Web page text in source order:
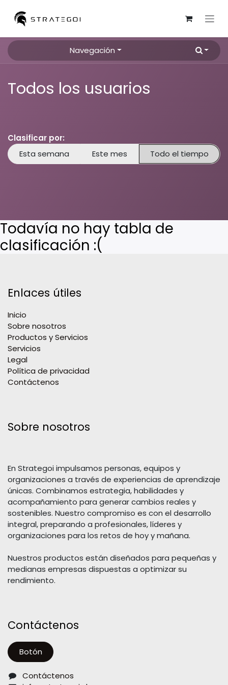
Navegación
Todos los usuarios
Clasificar por:
Esta semana
Este mes Todo el tiempo
Todavía no hay tabla de
clasificación :(
Enlaces útiles
Inicio
Sobre nosotros
Productos y Servicios
Servicios
Legal
Política de privacidad
Contáctenos
Sobre nosotros
En Strategoi impulsamos personas, equipos y
organizaciones a través de experiencias de aprendizaje
únicas. Combinamos estrategia, habilidades y
acompañamiento para generar cambios reales y
sostenibles. Nuestro compromiso es con el desarrollo
integral, preparando a profesionales, líderes y
organizaciones para los retos de hoy y mañana.
Nuestros productos están diseñados para pequeñas y
medianas empresas dispuestas a optimizar su
rendimiento.
Contáctenos
Botón
Contáctenos